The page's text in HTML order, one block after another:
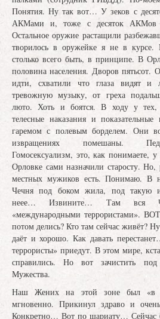
Понятия. Ну так вот… У зеков с
АКМами и, тоже с десяток АКМов
Остальное оружие растащили
творилось в оружейке я не в
столько всего быть, в принципе. В
половина населения. Дворов пятьсот.
идти, схватили что глаза видят и
тревожную музыку, от греха
люто. Хоть и боятся. В ходу у тех,
телесные наказания и
гаремом с полевым борделем. Они
извращениях помешаны.
Гомосексуализм, это, как понимаете,
Орловке сами назначили старосту. Но,
местных мужиков есть. Понимаю. В
Чечня под боком жила, под такую
неее… Извините… Там вся
«международными террористами».
потом делись? Кто там сейчас живёт?
даёт и хорошо. Как давать
террористы» приедут. В этом мире,
справились. Но вот зачистить
Мужества.
Наш Жених на этой зоне был «в
мгновенно. Прикинул здраво и
Конкретно… Вот по шариату…